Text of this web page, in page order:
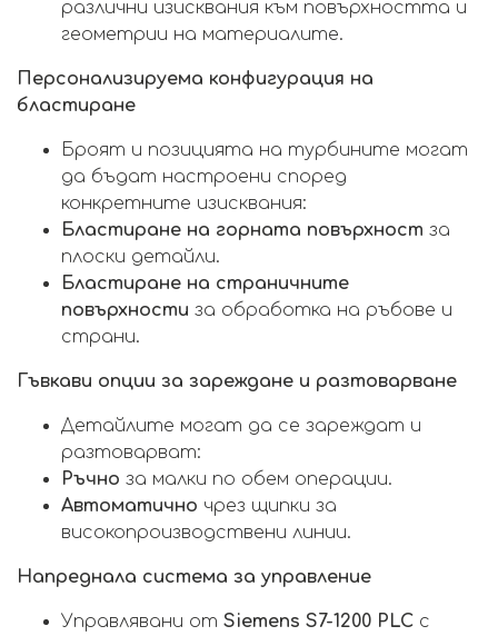
различни изисквания към повърхността и
геометрии на материалите.
Персонализируема конфигурация на
бластиране
Броят и позицията на турбините могат
да бъдат настроени според
конкретните изисквания:
Бластиране на горната повърхност за
плоски детайли.
Бластиране на страничните
повърхности за обработка на ръбове и
страни.
Гъвкави опции за зареждане и разтоварване
Детайлите могат да се зареждат и
разтоварват:
Ръчно за малки по обем операции.
Автоматично чрез щипки за
високопроизводствени линии.
Напреднала система за управление
Управлявани от Siemens S7-1200 PLC с